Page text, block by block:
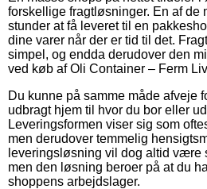
forskellige fragtløsninger. En af de
stunder at få leveret til en
dine varer når der er tid til det.
simpel, og endda derudover den
ved køb af Oli Container – Ferm
Du kunne på samme måde afveje
udbragt hjem til hvor du bor eller
Leveringsformen viser sig som
men derudover temmelig
leveringsløsning vil dog altid være
men den løsning beroer på at du
shoppens arbejdslager.